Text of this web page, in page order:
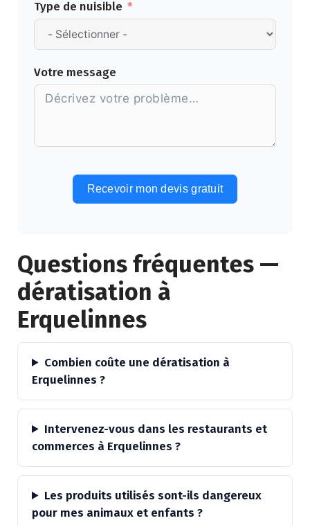
Type de nuisible
Votre message
Recevoir mon devis gratuit
Questions fréquentes —
dératisation à
Erquelinnes
Combien coûte une dératisation à
Erquelinnes ?
Intervenez-vous dans les restaurants et
commerces à Erquelinnes ?
Les produits utilisés sont-ils dangereux
pour mes animaux et enfants ?